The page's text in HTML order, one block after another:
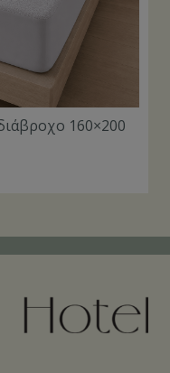
160×200